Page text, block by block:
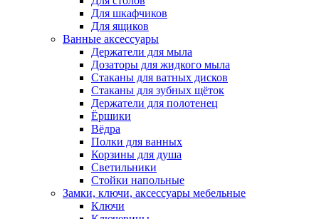
Для шкафчиков
Для ящиков
Ванные аксессуары
Держатели для мыла
Дозаторы для жидкого мыла
Стаканы для ватных дисков
Стаканы для зубных щёток
Держатели для полотенец
Ёршики
Вёдра
Полки для ванных
Корзины для душа
Светильники
Стойки напольные
Замки, ключи, аксессуары мебельные
Ключи